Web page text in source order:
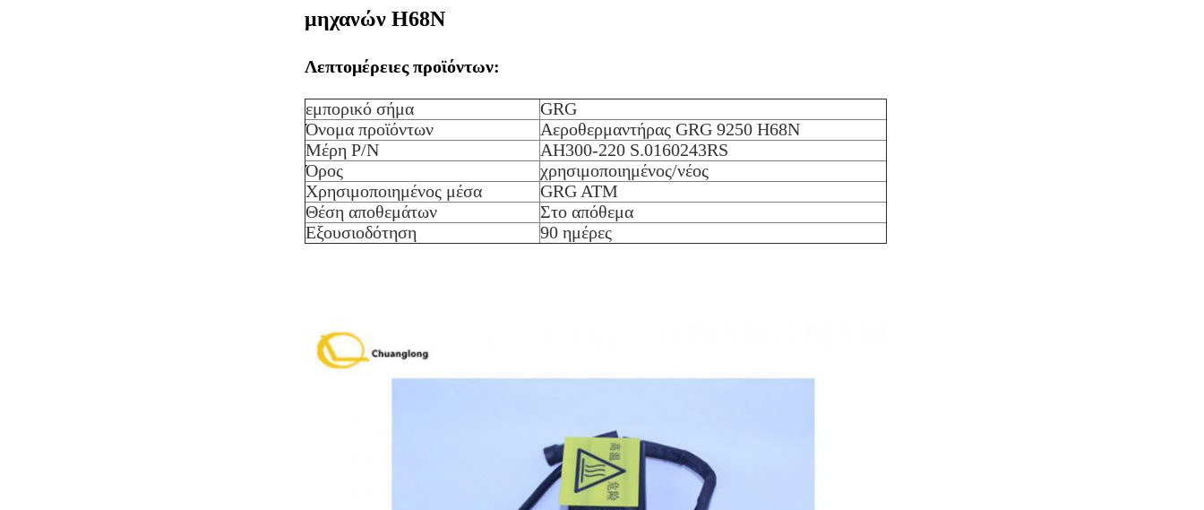
μηχανών H68N
Λεπτομέρειες προϊόντων:
εμπορικό σήμα
GRG
Όνομα προϊόντων
Αεροθερμαντήρας GRG 9250 H68N
Μέρη P/N
AH300-220 S.0160243RS
Όρος
χρησιμοποιημένος/νέος
Χρησιμοποιημένος μέσα
GRG ATM
Θέση αποθεμάτων
Στο απόθεμα
Εξουσιοδότηση
90 ημέρες